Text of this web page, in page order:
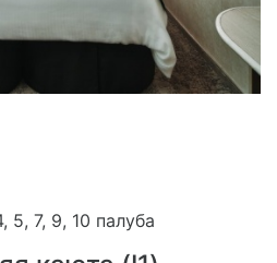
5, 7, 9, 10 палуба